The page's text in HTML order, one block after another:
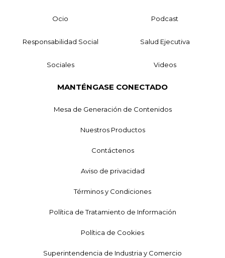
Ocio Podcast
Responsabilidad Social Salud Ejecutiva
Sociales Videos
MANTÉNGASE CONECTADO
Mesa de Generación de Contenidos
Nuestros Productos
Contáctenos
Aviso de privacidad
Términos y Condiciones
Política de Tratamiento de Información
Política de Cookies
Superintendencia de Industria y Comercio